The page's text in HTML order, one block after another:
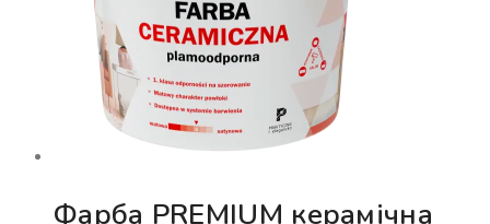
Фарба PREMIUM керамічна